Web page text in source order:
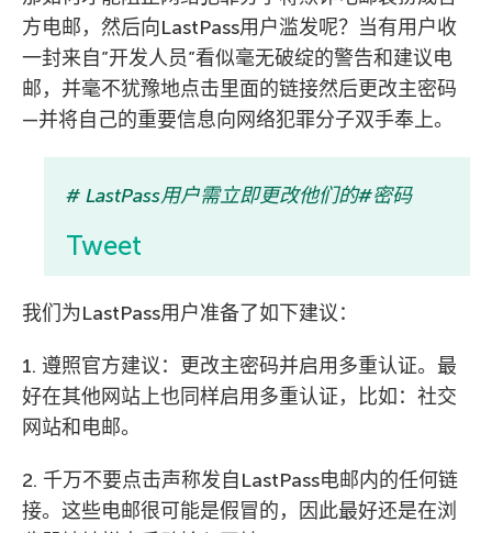
方电邮，然后向LastPass用户滥发呢？当有用户收
一封来自”开发人员”看似毫无破绽的警告和建议电
邮，并毫不犹豫地点击里面的链接然后更改主密码
—并将自己的重要信息向网络犯罪分子双手奉上。
# LastPass用户需立即更改他们的#密码
Tweet
我们为LastPass用户准备了如下建议：
1. 遵照官方建议：更改主密码并启用多重认证。最
好在其他网站上也同样启用多重认证，比如：社交
网站和电邮。
2. 千万不要点击声称发自LastPass电邮内的任何链
接。这些电邮很可能是假冒的，因此最好还是在浏